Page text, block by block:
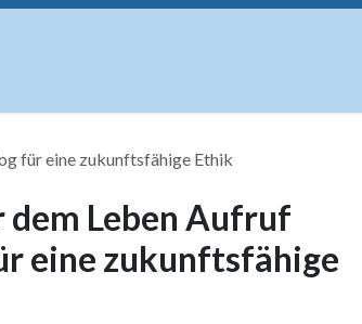
für eine zukunftsfähige Ethik
Leben Aufruf
eine zukunftsfähige